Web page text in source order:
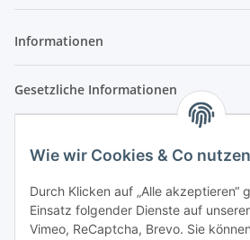
Wie wir Cookies & Co nutzen
Durch Klicken auf „Alle akzeptieren“
Einsatz folgender Dienste auf
Vimeo, ReCaptcha, Brevo. Sie
Informationen
Gesetzliche Informationen